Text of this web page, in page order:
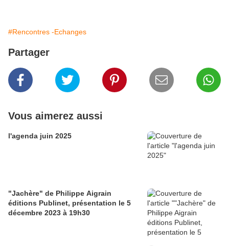
#Rencontres -Echanges
Partager
Vous aimerez aussi
l'agenda juin 2025
"Jachère" de Philippe Aigrain
éditions Publinet, présentation le 5
décembre 2023 à 19h30